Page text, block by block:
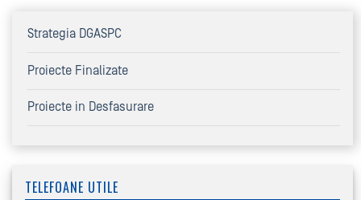
Strategia DGASPC
Proiecte Finalizate
Proiecte in Desfasurare
TELEFOANE UTILE